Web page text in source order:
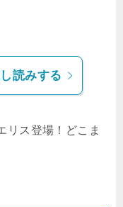
読みする
リス登場！どこま